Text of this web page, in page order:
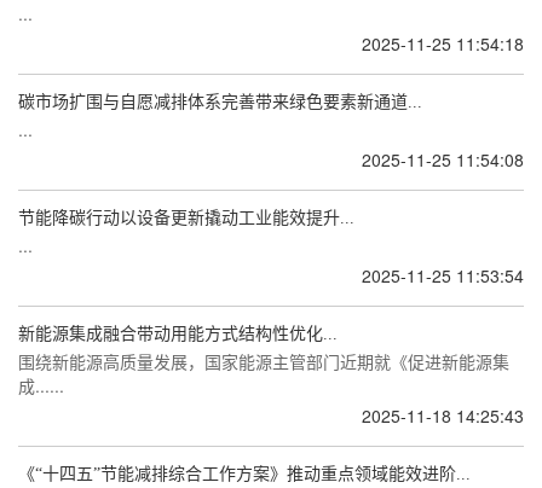
...
2025-11-25 11:54:18
碳市场扩围与自愿减排体系完善带来绿色要素新通道...
...
2025-11-25 11:54:08
节能降碳行动以设备更新撬动工业能效提升...
...
2025-11-25 11:53:54
新能源集成融合带动用能方式结构性优化...
围绕新能源高质量发展，国家能源主管部门近期就《促进新能源集
成......
2025-11-18 14:25:43
《“十四五”节能减排综合工作方案》推动重点领域能效进阶...